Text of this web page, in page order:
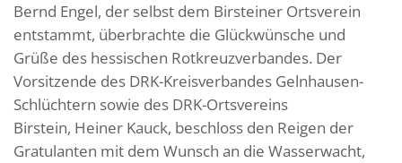
Bernd Engel, der selbst dem Birsteiner Ortsverein
entstammt, überbrachte die Glückwünsche und
Grüße des hessischen Rotkreuzverbandes. Der
Vorsitzende des DRK-Kreisverbandes Gelnhausen-
Schlüchtern sowie des DRK-Ortsvereins
Birstein, Heiner Kauck, beschloss den Reigen der
Gratulanten mit dem Wunsch an die Wasserwacht,